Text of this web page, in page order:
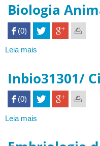
Serviços
de
Enfermagem
Biologia
 (0)
Leia mais
Biotecnologia
Inbio31301/
 (0)
Leia mais
Ciências